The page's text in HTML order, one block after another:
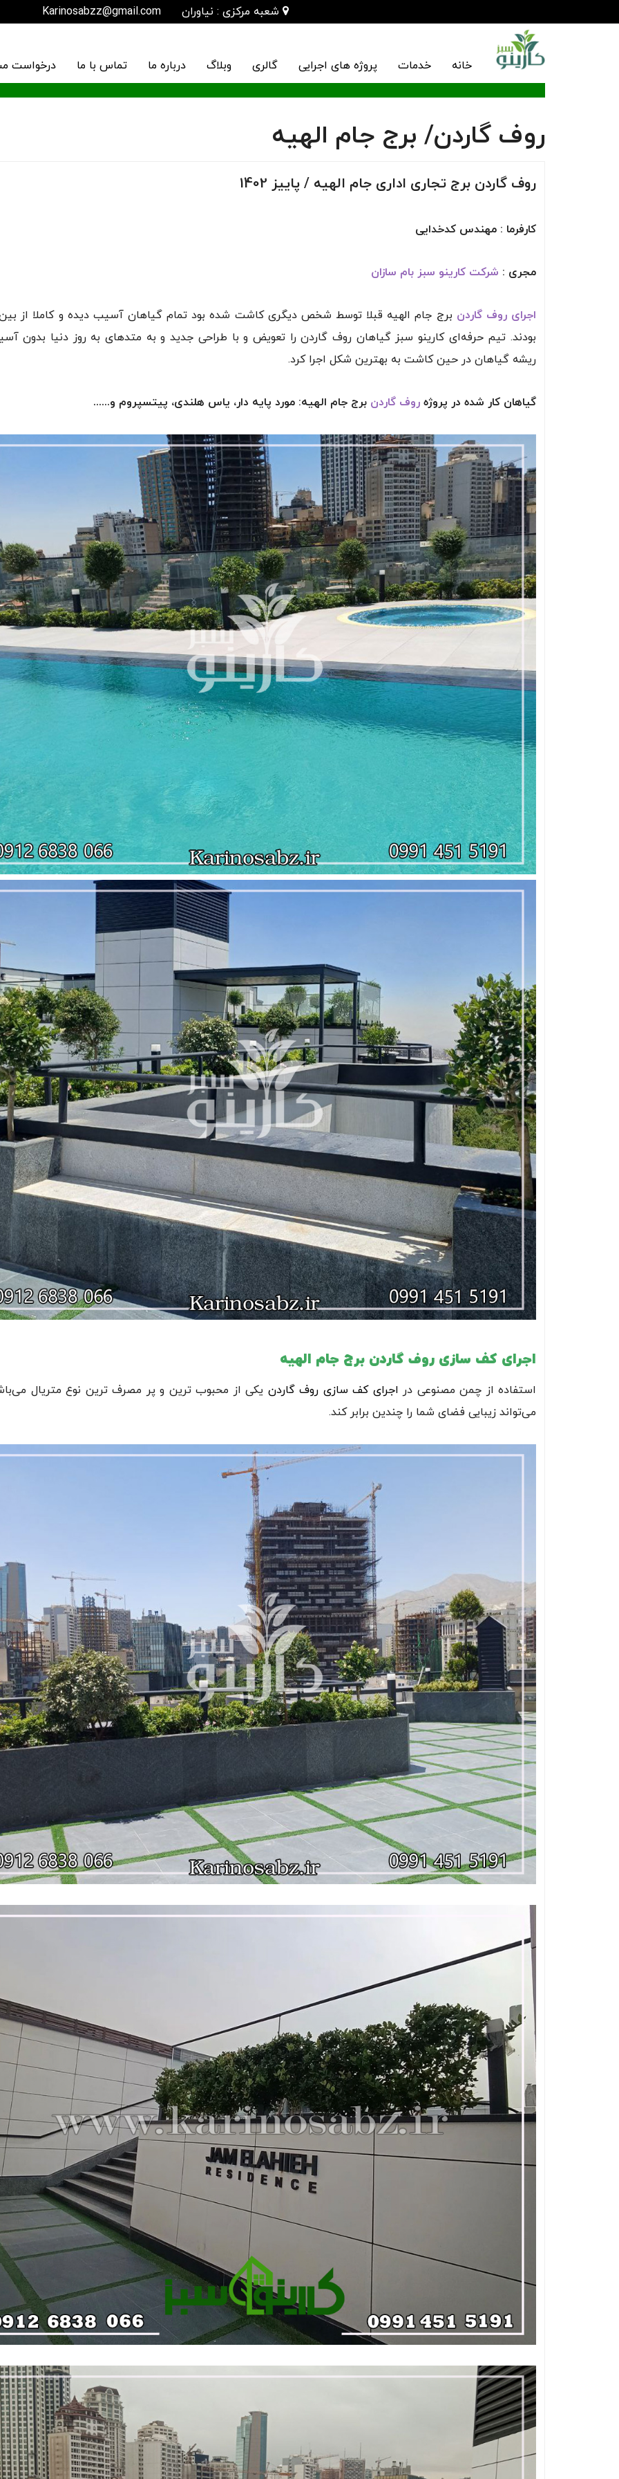
شعبه مرکزی : نیاوران Karinosabzz@gmail.com
خانه خدمات پروژه های اجرایی گالری وبلاگ درباره ما تماس با ما درخواست
روف گاردن/ برج جام الهیه
روف گاردن برج تجاری اداری جام الهیه / پاییز 1402
کارفرما : مهندس کدخدایی
مجری : شرکت کارینو سبز بام سازان
اجرای روف گاردن برج جام الهیه قبلا توسط شخص دیگری کاشت شده بود تمام گیاهان آسیب دیده و کاملا از
بودند. تیم حرفه‌ای کارینو سبز گیاهان روف گاردن را تعویض و با طراحی جدید و به متدهای به روز دنیا بدون
ریشه گیاهان در حین کاشت به بهترین شکل اجرا کرد.
گیاهان کار شده در پروژه روف گاردن برج جام الهیه: مورد پایه دار، یاس هلندی، پیتسپروم و......
اجرای کف سازی روف گاردن برج جام الهیه
استفاده از چمن مصنوعی در اجرای کف سازی روف گاردن یکی از محبوب ترین و پر مصرف ترین نوع متریال
می‌تواند زیبایی فضای شما را چندین برابر کند.
قلوه سنگ رنگی چمن مصنوعی قلوه سنگ رودخانه ای